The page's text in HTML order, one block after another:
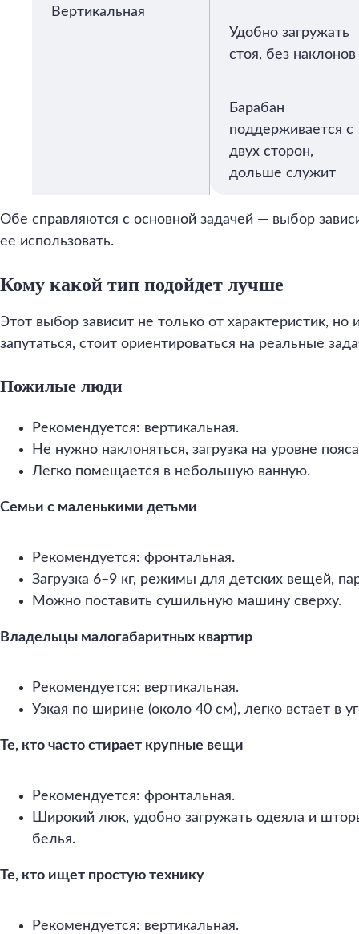
Вертикальная
Удобно загружать
стоя, без наклонов
Барабан
поддерживается с
двух сторон,
дольше служит
Обе справляются с основной задачей — выбор
ее использовать.
Кому какой тип подойдет лучше
Этот выбор зависит не только от характеристик,
запутаться, стоит ориентироваться на реальные
Пожилые люди
Рекомендуется: вертикальная.
Не нужно наклоняться, загрузка на уровне
Легко помещается в небольшую ванную.
Семьи с маленькими детьми
Рекомендуется: фронтальная.
Загрузка 6–9 кг, режимы для детских вещей,
Можно поставить сушильную машину сверху.
Владельцы малогабаритных квартир
Рекомендуется: вертикальная.
Узкая по ширине (около 40 см), легко встает в
Те, кто часто стирает крупные вещи
Рекомендуется: фронтальная.
Широкий люк, удобно загружать одеяла и
белья.
Те, кто ищет простую технику
Рекомендуется: вертикальная.